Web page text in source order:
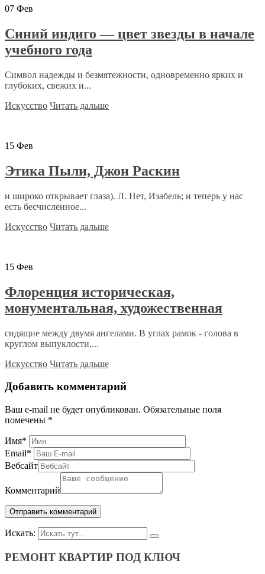
07 Фев
Синий индиго — цвет звезды в начале
учебного года
Символ надежды и безмятежности, одновременно ярких и
глубоких, свежих и...
Искусство Читать дальше
15 Фев
Этика Пыли, Джон Раскин
и широко открывает глаза). Л. Нет, Изабель; и теперь у нас
есть бесчисленное...
Искусство Читать дальше
15 Фев
Флоренция историческая,
монументальная, художественная
сидящие между двумя ангелами. В углах рамок - голова в
круглом выпуклости,...
Искусство Читать дальше
Добавить комментарий
Ваш e-mail не будет опубликован. Обязательные поля
помечены *
Имя*
Email*
Вебсайт
Комментарий
Искать:
РЕМОНТ КВАРТИР ПОД КЛЮЧ